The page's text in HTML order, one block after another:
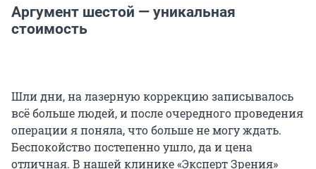
Аргумент шестой — уникальная
стоимость
Шли дни, на лазерную коррекцию записывалось
всё больше людей, и после очередного проведения
операции я поняла, что больше не могу ждать.
Беспокойство постепенно ушло, да и цена
отличная. В нашей клинике «Эксперт Зрения»